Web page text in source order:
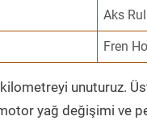
Aks
Fren
unuturuz.
yağ değişimi ve